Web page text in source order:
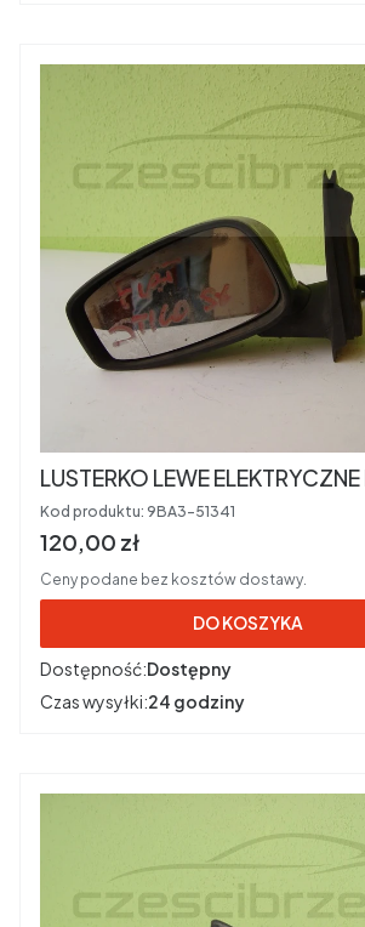
LUSTERKO LEWE
Kod produktu: 9BA3-51341
Cena brutto
120,00 zł
Ceny podane bez kosztów dostawy.
DO KOSZYKA
Dostępność:Dostępny
Czas wysyłki:24 godziny